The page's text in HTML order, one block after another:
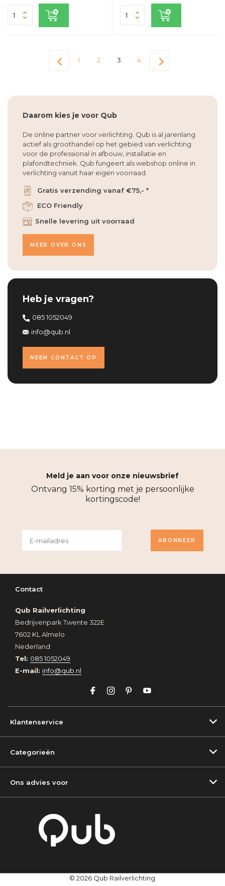
1 2 3 4
Heb je vragen?
085 1052049
info@qub.nl
NEEM CONTACT OP
Daarom kies je voor Qub
De online partner voor verlichting. Qub is al jarenlang
actief als groothandel op het gebied van verlichting
voor de professional in afbouw, installatie en
plafondtechniek. Qub fungeert als webshop online in
verlichting vanuit haar eigen voorraad.
Gratis verzending vanaf €75,- *
ECO Friendly
Snelle levering uit voorraad
MEER OVER ONS
Meld je aan voor onze nieuwsbrief
Ontvang 15% korting met je persoonlijke
kortingscode!
ABONNEER
Contact
Qub Railverlichting
Bedrijvenpark Twente 322E
7602 KL Almelo
Nederland
Tel: 085 1052049
E-mail: info@qub.nl
Klantenservice
Categorieën
Ons advies voor
© 2026 Qub Railverlichting